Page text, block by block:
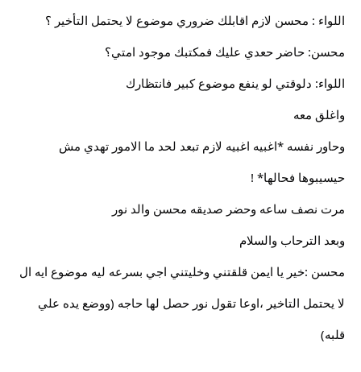
اللواء : محسن لازم اقابلك ضروري موضوع لا يحتمل التأخير ؟
محسن: حاضر حعدي عليك فمكتبك موجود امتي؟
اللواء: دلوقتي لو ينفع موضوع كبير فانتظارك
واغلق معه
وحاور نفسه *اغبيه اغبيه لازم تبعد لحد ما الامور تهدي مش
حيسيبوها فحالها* !
مرت نصف ساعه وحضر صديقه محسن والد نور
وبعد الترحاب والسلام
محسن :خير يا ايمن قلقتني وخليتني اجي بسرعه ليه موضوع ايه ال
لا يحتمل التاخير ،اوعا تقول نور حصل لها حاجه (ووضع يده علي
قلبه)